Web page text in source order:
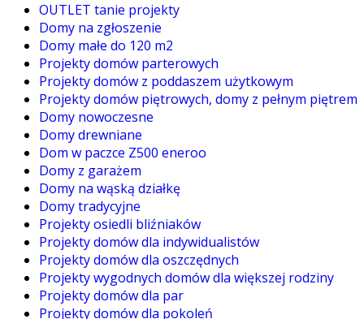
OUTLET tanie projekty
Domy na zgłoszenie
Domy małe do 120 m2
Projekty domów parterowych
Projekty domów z poddaszem użytkowym
Projekty domów piętrowych, domy z pełnym piętrem
Domy nowoczesne
Domy drewniane
Dom w paczce Z500 eneroo
Domy z garażem
Domy na wąską działkę
Domy tradycyjne
Projekty osiedli bliźniaków
Projekty domów dla indywidualistów
Projekty domów dla oszczędnych
Projekty wygodnych domów dla większej rodziny
Projekty domów dla par
Projekty domów dla pokoleń